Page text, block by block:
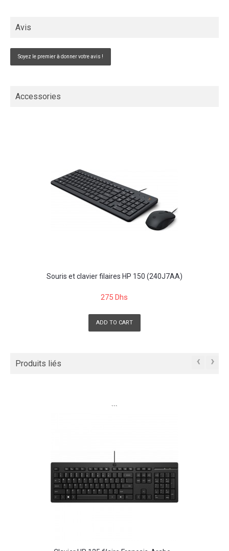
Avis
Soyez le premier à donner votre avis !
Accessories
Souris et clavier filaires HP 150 (240J7AA)
275 Dhs
ADD TO CART
Produits liés ‹ ›
```